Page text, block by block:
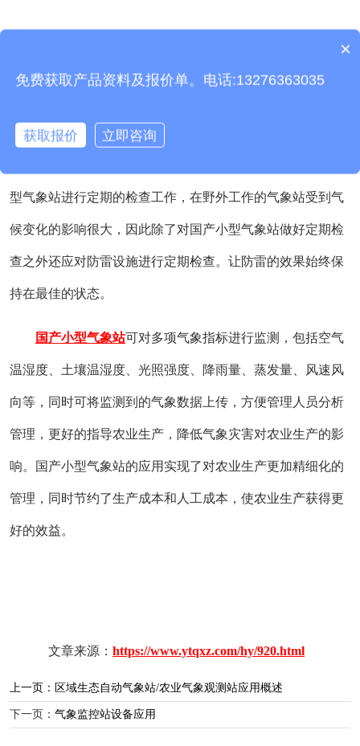
攻击，时刻做好跟踪监测，保证国产小型气象站的防雷设施
型气象站进行定期的检查工作，在野外工作的气象站受到气
候变化的影响很大，因此除了对国产小型气象站做好定期检
查之外还应对防雷设施进行定期检查。让防雷的效果始终保
持在最佳的状态。
国产小型气象站可对多项气象指标进行监测，包括空气
温湿度、土壤温湿度、光照强度、降雨量、蒸发量、风速风
向等，同时可将监测到的气象数据上传，方便管理人员分析
管理，更好的指导农业生产，降低气象灾害对农业生产的影
响。国产小型气象站的应用实现了对农业生产更加精细化的
管理，同时节约了生产成本和人工成本，使农业生产获得更
好的效益。
文章来源： https://www.ytqxz.com/hy/920.html
上一页： 区域生态自动气象站/农业气象观测站应用概述
下一页： 气象监控站设备应用
产品包含安装吗？
×
免费获取产品资料及报价单。电话:13276363035
获取报价 立即咨询